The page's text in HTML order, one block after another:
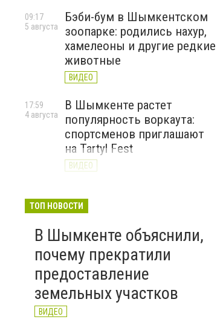
Бэби-бум в Шымкентском
зоопарке: родились нахур,
хамелеоны и другие редкие
животные
ВИДЕО
09:17
5 августа
В Шымкенте растет
популярность воркаута:
спортсменов приглашают
на Tartyl Fest
ВИДЕО
17:59
4 августа
начала подготовку к
2026–2027
ВИДЕО
4 августа
ТОП НОВОСТИ
В Шымкенте объяснили,
почему прекратили
предоставление
земельных участков
ВИДЕО